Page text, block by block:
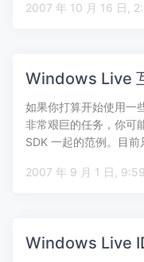
Windows Live
如果你打算开始使用一
非常艰巨的任务，你可
SDK 一起的范例。目
2007 年 9
Windows Live